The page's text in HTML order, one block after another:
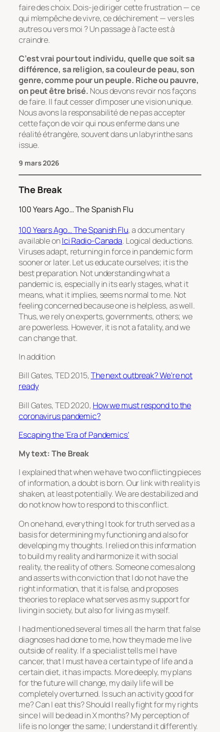
faire des choix. Dois-je diriger cette frustration — ce
qui m’empêche de vivre, ce déchirement — vers les
autres ou vers moi ? Un passage à l’acte est à
craindre.
C’est vrai pour tout individu, quelle que soit sa
différence, sa religion, sa couleur de peau, son
genre, comme pour un peuple. Riche ou pauvre,
on peut être brisé. Nous devons revoir nos façons
de faire. Il faut cesser d’imposer une vision unique.
Nous avons la responsabilité de ne pas accepter
cette façon de voir qui nous enferme dans une
réalité étrangère, souvent dans un labyrinthe sans
issue.
9 mars 2026
The Break
100 Years Ago… The Spanish Flu
100 Years Ago… The Spanish Flu, a documentary
available onIci Radio-Canada. Logical deductions.
Viruses adapt, returning in force in pandemic form
sooner or later. Let us educate ourselves; it is the
best preparation. Not understanding what a
pandemic is, especially in its early stages, what it
means, what it implies, seems normal to me. Not
feeling concerned because one is helpless, as well.
Thus, we rely on experts, governments, others; we
are powerless. However, it is not a fatality, and we
can change that.
In addition
Bill Gates, TED 2015,The next outbreak? We’re not
ready
Bill Gates, TED 2020, How we must respond to the
coronavirus pandemic?
Escaping the ‘Era of Pandemics’
My text: The Break
I explained that when we have two conflicting pieces
of information, a doubt is born. Our link with reality is
shaken, at least potentially. We are destabilized and
do not know how to respond to this conflict.
On one hand, everything I took for truth served as a
basis for determining my functioning and also for
developing my thoughts. I relied on this information
to build my reality and harmonize it with social
reality, the reality of others. Someone comes along
and asserts with conviction that I do not have the
right information, that it is false, and proposes
theories to replace what serves as my support for
living in society, but also for living as myself.
I had mentioned several times all the harm that false
diagnoses had done to me, how they made me live
outside of reality. If a specialist tells me I have
cancer, that I must have a certain type of life and a
certain diet, it has impacts. More deeply, my plans
for the future will change, my daily life will be
completely overturned. Is such an activity good for
me? Can I eat this? Should I really fight for my rights
since I will be dead in X months? My perception of
life is no longer the same; I understand it differently.